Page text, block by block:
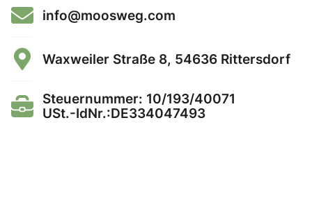
info@moosweg.com
Waxweiler Straße 8, 54636 Rittersdorf
Steuernummer: 10/193/40071
USt.-IdNr.:DE334047493